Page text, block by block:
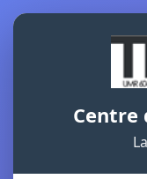
Centre